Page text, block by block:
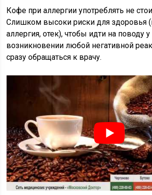
Кофе при аллергии употреблять не
Слишком высоки риски для здоровья
аллергия, отек), чтобы идти на поводу
возникновении любой негативной
сразу обращаться к врачу.